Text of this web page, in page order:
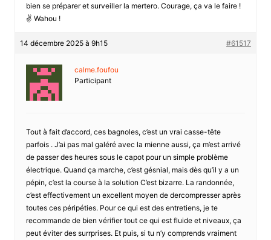
bien se préparer et surveiller la mertero. Courage, ça va le faire !
✌️ Wahou !
14 décembre 2025 à 9h15 #61517
calme.foufou
Participant
Tout à fait d’accord, ces bagnoles, c’est un vrai casse-tête
parfois . J’ai pas mal galéré avec la mienne aussi, ça m’est arrivé
de passer des heures sous le capot pour un simple problème
électrique. Quand ça marche, c’est gésnial, mais dès qu’il y a un
pépin, c’est la course à la solution C’est bizarre. La randonnée,
c’est effectivement un excellent moyen de dercompresser après
toutes ces péripéties. Pour ce qui est des entretiens, je te
recommande de bien vérifier tout ce qui est fluide et niveaux, ça
peut éviter des surrprises. Et puis, si tu n’y comprends vraiment